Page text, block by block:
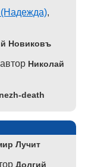
(Надежда),
Новиковъ
Николай
death
Лучит
Долгий